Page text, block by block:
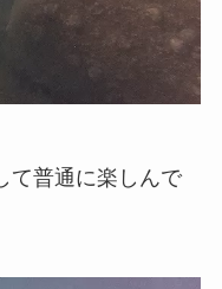
て普通に楽しんで